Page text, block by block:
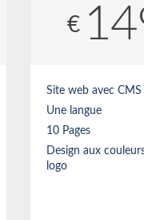
€
Site web avec CMS
Une langue
10 Pages
Design aux
logo